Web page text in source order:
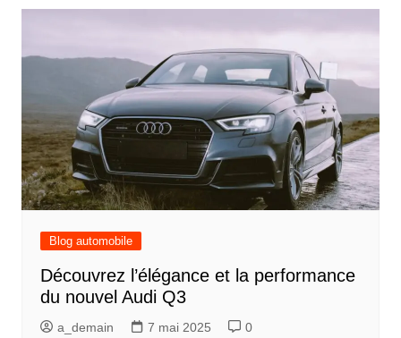
Blog automobile
Découvrez l’élégance et la performance
du nouvel Audi Q3
a_demain 7 mai 2025 0